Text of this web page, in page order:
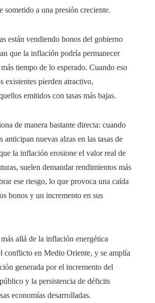
sometido a una presión creciente.
están vendiendo bonos del gobierno
que la inflación podría permanecer
tiempo de lo esperado. Cuando eso
existentes pierden atractivo,
emitidos con tasas más bajas.
de manera bastante directa: cuando
anticipan nuevas alzas en las tasas de
la inflación erosione el valor real de
suelen demandar rendimientos más
ese riesgo, lo que provoca una caída
bonos y un incremento en sus
allá de la inflación energética
conflicto en Medio Oriente, y se amplía
generada por el incremento del
y la persistencia de déficits
economías desarrolladas.